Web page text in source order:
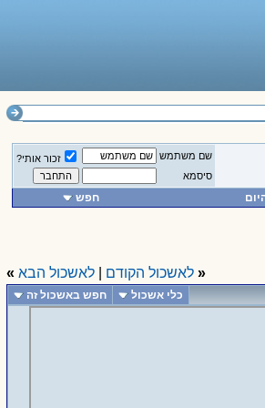
שם משתמש
זכור אותי?
סיסמא
חפש
« לאשכול הקודם לאשכול הבא »
כלי אשכול חפש באשכול זה